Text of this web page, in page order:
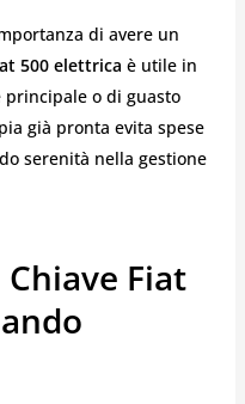
di avere un
500 elettrica è utile in
o di guasto
già pronta evita spese
serenità nella gestione
Fiat